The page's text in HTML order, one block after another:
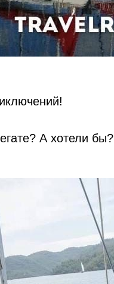
А хотели бы?